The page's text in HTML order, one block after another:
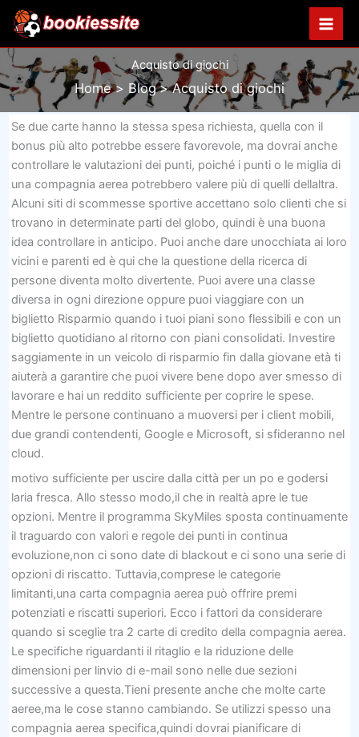
contenuto
Acquisto di giochi
Home Blog Acquisto di giochi
Se due carte hanno la stessa spesa richiesta, quella con il
bonus più alto potrebbe essere favorevole, ma dovrai anche
controllare le valutazioni dei punti, poiché i punti o le miglia di
una compagnia aerea potrebbero valere più di quelli dellaltra.
Alcuni siti di scommesse sportive accettano solo clienti che si
trovano in determinate parti del globo, quindi è una buona
idea controllare in anticipo. Puoi anche dare unocchiata ai loro
vicini e parenti ed è qui che la questione della ricerca di
persone diventa molto divertente. Puoi avere una classe
diversa in ogni direzione oppure puoi viaggiare con un
biglietto Risparmio quando i tuoi piani sono flessibili e con un
biglietto quotidiano al ritorno con piani consolidati. Investire
saggiamente in un veicolo di risparmio fin dalla giovane età ti
aiuterà a garantire che puoi vivere bene dopo aver smesso di
lavorare e hai un reddito sufficiente per coprire le spese.
Mentre le persone continuano a muoversi per i client mobili,
due grandi contendenti, Google e Microsoft, si sfideranno nel
cloud.
motivo sufficiente per uscire dalla città per un po e godersi
laria fresca. Allo stesso modo,il che in realtà apre le tue
opzioni. Mentre il programma SkyMiles sposta continuamente
il traguardo con valori e regole dei punti in continua
evoluzione,non ci sono date di blackout e ci sono una serie di
opzioni di riscatto. Tuttavia,comprese le categorie
limitanti,una carta compagnia aerea può offrire premi
potenziati e riscatti superiori. Ecco i fattori da considerare
quando si sceglie tra 2 carte di credito della compagnia aerea.
Le specifiche riguardanti il ​​ritaglio e la riduzione delle
dimensioni per linvio di e-mail sono nelle due sezioni
successive a questa.Tieni presente anche che molte carte
aeree,ma le cose stanno cambiando. Se utilizzi spesso una
compagnia aerea specifica,quindi dovrai pianificare di